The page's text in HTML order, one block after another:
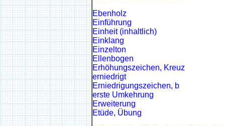
Ebenholz
Einführung
Einheit (inhaltlich)
Einklang
Einzelton
Ellenbogen
Erhöhungszeichen, Kreuz
erniedrigt
Erniedrigungszeichen, b
erste Umkehrung
Erweiterung
Etüde, Übung